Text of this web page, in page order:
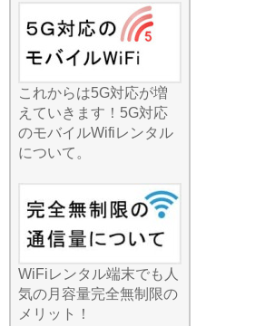
がハッピーに。一台で家
中、あるいはグループ全員
をカバーできるパワフルな
通信機能を、ぜひあなたの
お出かけにお役立てくださ
い。
2026.7.1
便利でお手軽な国内レンタ
ルWi-Fiですが、選ぶプラン
によって満足度は大きく変
わります。みんなのWi-Fiで
は、一日単位の短期利用か
ら、一ヶ月以上の長期利用
まで、お客様のニーズに合
わせた多種多様なプランを
取り揃えております。「動
画をたくさん見たい」
これからは5G対応が増
えていきます！5G対応
のモバイルWifiレンタル
について。
WiFiレンタル端末でも人
気の月容量完全無制限の
メリット！